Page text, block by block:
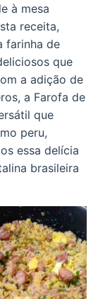
à mesa
receita,
farinha de
que
a adição de
a Farofa de
que
peru,
essa delícia
brasileira